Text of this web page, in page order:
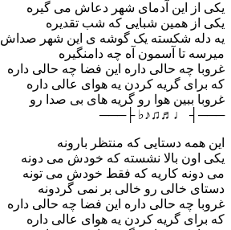
یکی از این آدمای شهر دعاش می گیره
یکی از همین شبایی که شب تقدیره
یه دله شکسته یک گوشه ی این شهر صداش
میرسه تا آسمون آه چه دامنگیره
غروبا چه حالی داره این فضا چه حالی داره
که برای گریه کردن یه هوای عالی داره
غروبا ببین هوا رو گریه های بی صدا رو
───┤ ♩♬♫♪♭ ├───
این همه دستایی که منتظر بارونه
یکی اون بالا نشسته که خودش می دونه
می دونه کاریه که فقط خودش می تونه
دستای خالی رو خالی بر نمی گردونه
غروبا چه حالی داره این فضا چه حالی داره
که برای گریه کردن یه هوای عالی داره